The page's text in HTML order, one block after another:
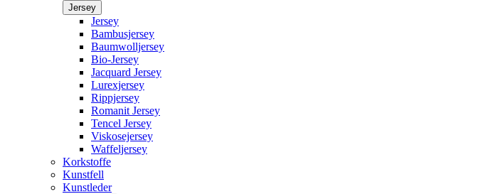
Jersey
Jersey
Bambusjersey
Baumwolljersey
Bio-Jersey
Jacquard Jersey
Lurexjersey
Rippjersey
Romanit Jersey
Tencel Jersey
Viskosejersey
Waffeljersey
Korkstoffe
Kunstfell
Kunstleder